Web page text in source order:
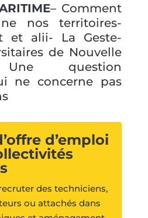
– Comment
nos territoires-
et alii- La Geste-
de Nouvelle
Une question
ne concerne pas
d’emploi
des techniciens,
ou attachés dans